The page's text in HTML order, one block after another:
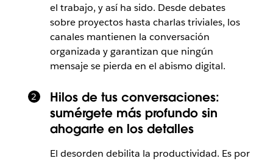
el trabajo, y así ha sido. Desde debates
sobre proyectos hasta charlas triviales, los
canales mantienen la conversación
organizada y garantizan que ningún
mensaje se pierda en el abismo digital.
Hilos de tus conversaciones:
sumérgete más profundo sin
ahogarte en los detalles
El desorden debilita la productividad. Es por